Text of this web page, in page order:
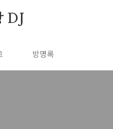
DJ
방명록